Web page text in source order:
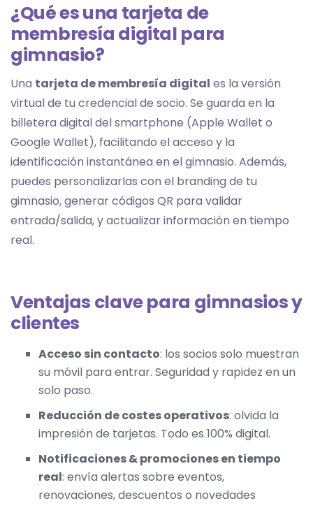
¿Qué es una tarjeta de
membresía digital para
gimnasio?
Una tarjeta de membresía digital es la versión
virtual de tu credencial de socio. Se guarda en la
billetera digital del smartphone (Apple Wallet o
Google Wallet), facilitando el acceso y la
identificación instantánea en el gimnasio. Además,
puedes personalizarlas con el branding de tu
gimnasio, generar códigos QR para validar
entrada/salida, y actualizar información en tiempo
real.
Ventajas clave para gimnasios y
clientes
Acceso sin contacto: los socios solo muestran
su móvil para entrar. Seguridad y rapidez en un
solo paso.
Reducción de costes operativos: olvida la
impresión de tarjetas. Todo es 100% digital.
Notificaciones & promociones en tiempo
real: envía alertas sobre eventos,
renovaciones, descuentos o novedades